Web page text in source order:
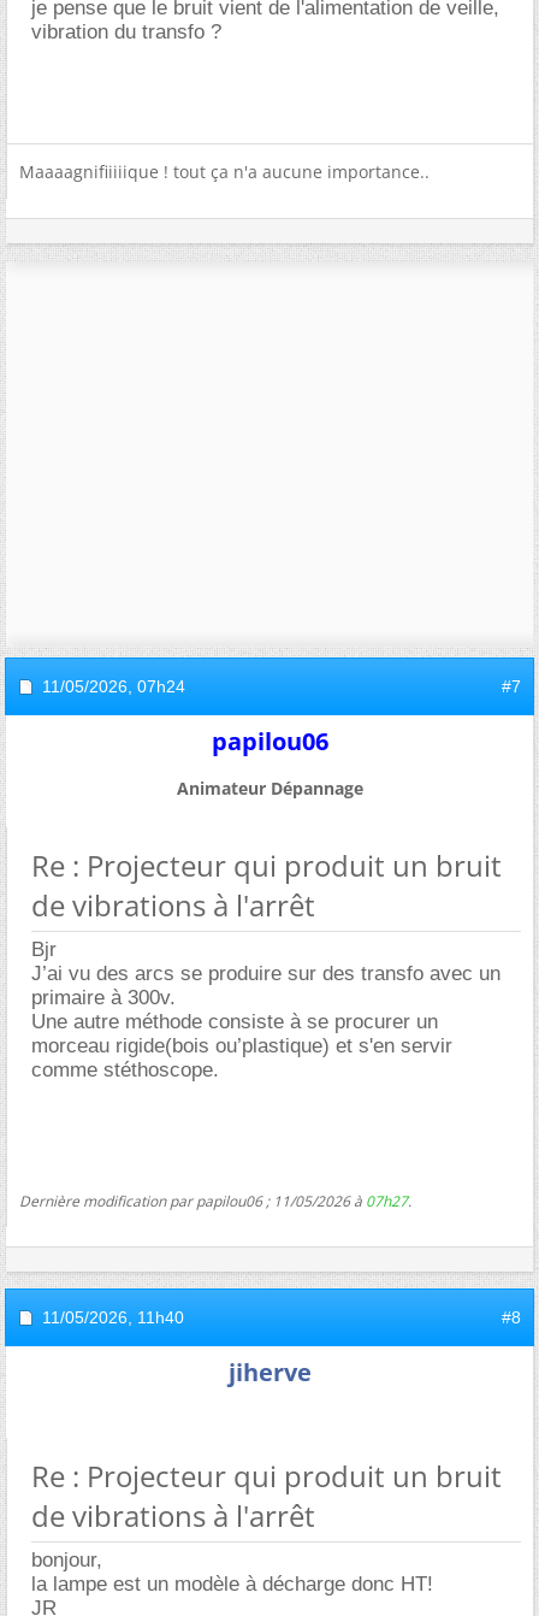
je pense que le bruit vient de l'alimentation de veille,
vibration du transfo ?
Maaaagnifiiiiique ! tout ça n'a aucune importance..
11/05/2026, 07h24 #7
papilou06
Animateur Dépannage
Re : Projecteur qui produit un bruit
de vibrations à l'arrêt
Bjr
J’ai vu des arcs se produire sur des transfo avec un
primaire à 300v.
Une autre méthode consiste à se procurer un
morceau rigide(bois ou’plastique) et s'en servir
comme stéthoscope.
Dernière modification par papilou06 ; 11/05/2026 à 07h27.
11/05/2026, 11h40 #8
jiherve
Re : Projecteur qui produit un bruit
de vibrations à l'arrêt
bonjour,
la lampe est un modèle à décharge donc HT!
JR